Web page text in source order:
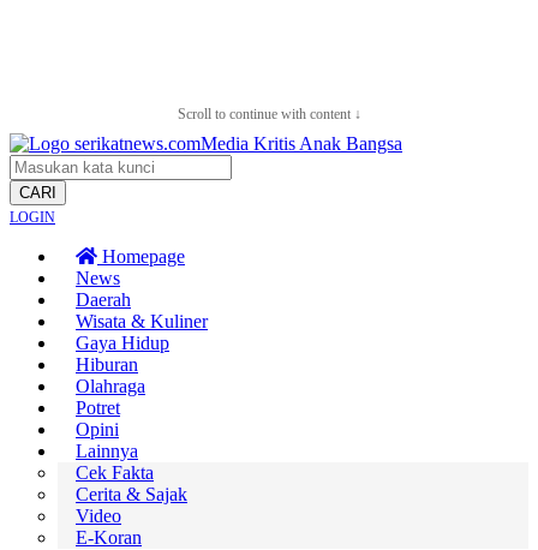
Scroll to continue with content ↓
CARI
LOGIN
Homepage
News
Daerah
Wisata & Kuliner
Gaya Hidup
Hiburan
Olahraga
Potret
Opini
Lainnya
Cek Fakta
Cerita & Sajak
Video
E-Koran